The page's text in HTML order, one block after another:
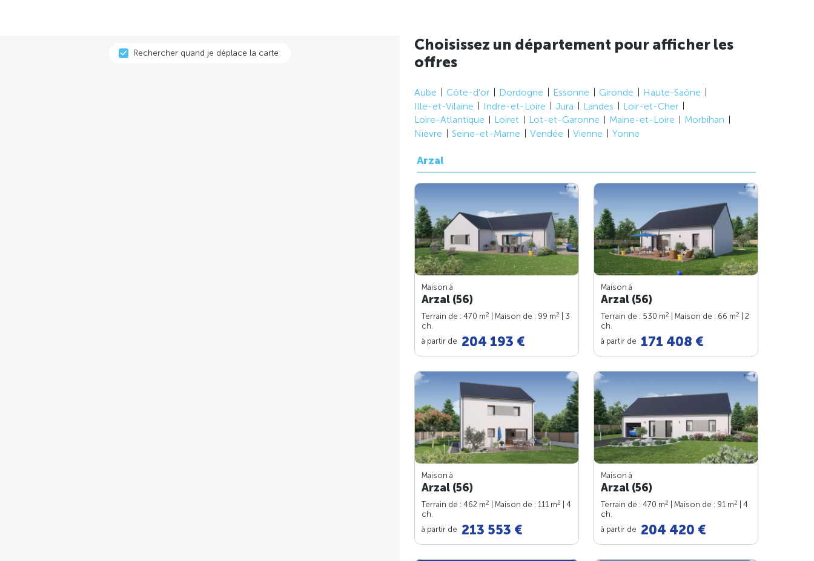
Rechercher quand je déplace la carte
Choisissez un département pour afficher les
offres
Aube Côte-d'or Dordogne Essonne Gironde
Haute-Saône
Ille-et-Vilaine
Indre-et-Loire Jura Landes
Loir-et-Cher
Loire-Atlantique
Loiret Lot-et-Garonne Maine-et-Loire
Morbihan
Nièvre
Seine-et-Marne Vendée Vienne Yonne
Arzal
Maison à
Arzal (56)
Terrain de : 470 m2 | Maison de : 99 m2
| 3
ch.
à partir de 204 193 €
Maison à
Arzal (56)
Terrain de : 530 m2 | Maison de : 66 m2
| 2
ch.
à partir de 171 408 €
Maison à
Arzal (56)
Terrain de : 462 m2 | Maison de : 111 m2
| 4
ch.
à partir de 213 553 €
Maison à
Arzal (56)
Terrain de : 470 m2 | Maison de : 91 m2
| 4
ch.
à partir de 204 420 €